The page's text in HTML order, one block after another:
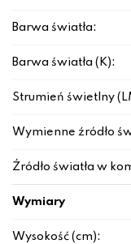
Barwa światła:
Barwa światła (K):
Strumień świetlny
Wymienne źródło
Źródło światła w
Wymiary
Wysokość (cm):